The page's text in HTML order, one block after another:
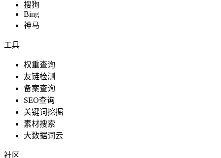
搜狗
Bing
神马
工具
权重查询
友链检测
备案查询
SEO查询
关键词挖掘
素材搜索
大数据词云
社区